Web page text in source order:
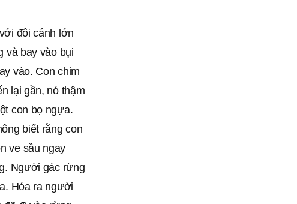
đôi cánh lớn
và bay vào bụi
vào. Con chim
lại gần, nó thậm
con bọ ngựa.
biết rằng con
ve sầu ngay
Người gác rừng
Hóa ra người